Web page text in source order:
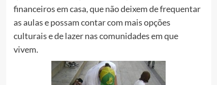
financeiros em casa, que não deixem de frequentar
as aulas e possam contar com mais opções
culturais e de lazer nas comunidades em que
vivem.